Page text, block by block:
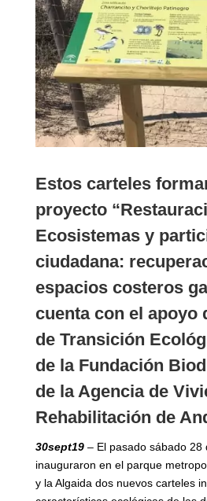
Estos carteles
proyecto
Ecosistemas y
ciudadana:
espacios costeros
cuenta con el apoyo
de Transición
de la Fundación
de la Agencia de
Rehabilitación de
30sept19 – El pasado sábado 28
inauguraron en el parque
y la Algaida dos nuevos carteles